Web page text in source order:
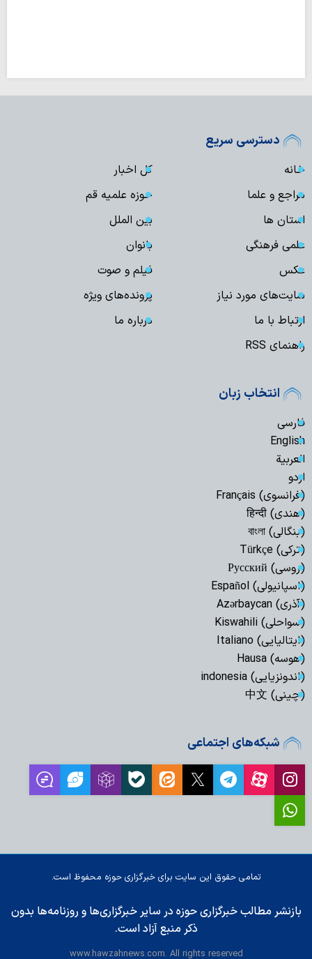
دسترسی سریع
خانه
کل اخبار
مراجع و علما
حوزه علمیه قم
استان ها
بین الملل
علمی فرهنگی
بانوان
عکس
فیلم و صوت
سایت‌های مورد نیاز
پرونده‌های ویژه
ارتباط با ما
درباره ما
راهنمای RSS
انتخاب زبان
فارسی
English
العربیة
اردو
(فرانسوی) Français
(هندی) हिन्दी
(بنگالی) বাংলা
(ترکی) Türkçe
(روسی) Русский
(اسپانیولی) Español
(آذری) Azərbaycan
(سواحلی) Kiswahili
(ایتالیایی) Italiano
(هوسه) Hausa
(اندونزیایی) indonesia
(چینی) 中文
شبکه‌های اجتماعی
تمامی حقوق این سایت برای خبرگزاری حوزه محفوظ است.
بازنشر مطالب خبرگزاری حوزه در سایر خبرگزاری‌ها و روزنامه‌ها بدون
ذکر منبع آزاد است.
www.hawzahnews.com. All rights reserved